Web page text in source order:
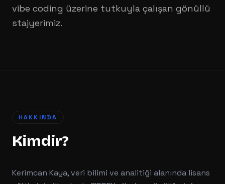
vibe coding üzerine tutkuyla çalışan gönüllü
stajyerimiz.
HAKKINDA
Kimdir?
Kerimcan Kaya, veri bilimi ve analitiği alanında lisans